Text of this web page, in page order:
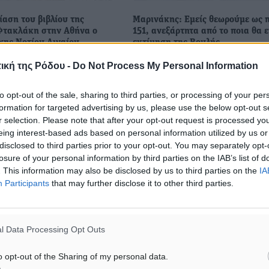
της Ρόδου - Do Not Process My Personal Information
opt-out of the sale, sharing to third parties, or processing of your
for targeted advertising by us, please use the below opt-out
selection. Please note that after your opt-out request is processed
interest-based ads based on personal information utilized by us
to third parties prior to your opt-out. You may separately
of your personal information by third parties on the IAB’s list of
This information may also be disclosed by us to third parties on the
Participants that may further disclose it to other third parties.
Data Processing Opt Outs
opt-out of the Sharing of my personal data.
του βιβλίου της
στην Αθήνα ο
Νοτίου Αιγαίου
που έγινε στην Αθήνα
συμμετείχε ο
Νοτίου Αιγαίου και
ΕΝΠΕ κ. Γιώργος ...
Μαρινάκης: Εμείς θεωρούμε ως
151, ανεξάρτητα από το ποια θα
εκτίμηση της Βουλής
«Για εμάς ο αριθμός είναι 155,
ομάδας», ανέφερε ο
εκπρόσωπος Παύλος
την ενημέρωση των πολιτικών
συντακτών ...
11.06.25, 19:01